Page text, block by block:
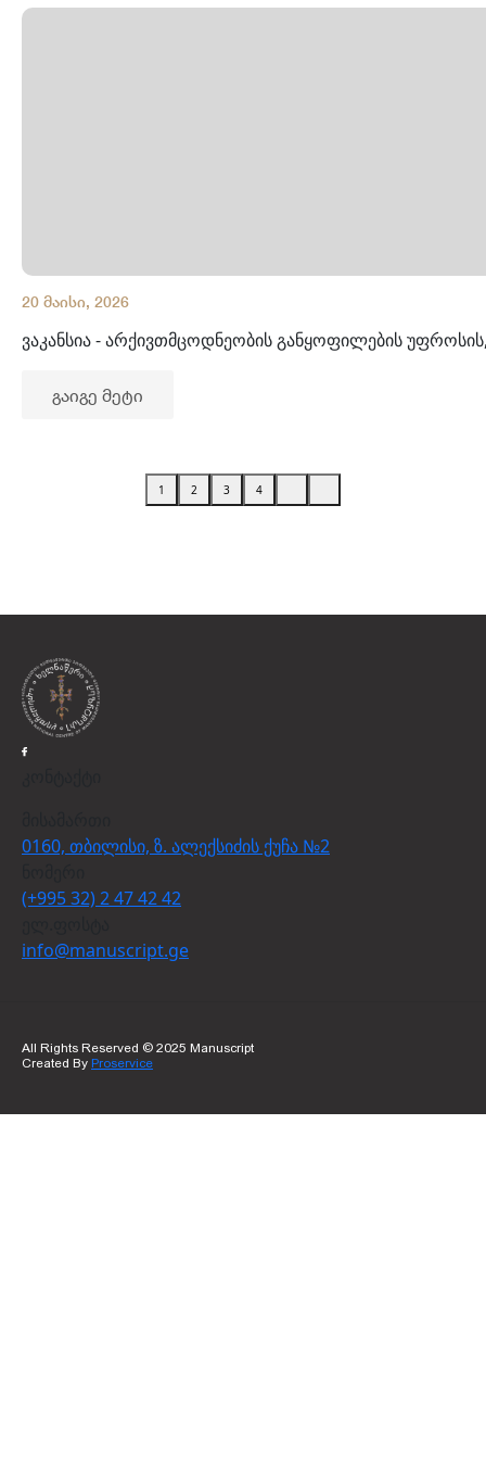
20 მაისი, 2026
ვაკანსია - არქივთმცოდნეობის განყოფილების
გაიგე მეტი
1 2 3 4
0160, თბილისი, ზ. ალექსიძის ქუჩა №2
(+995 32) 2 47 42 42
info@manuscript.ge
All Rights Reserved © 2025 Manuscript
Created By Proservice